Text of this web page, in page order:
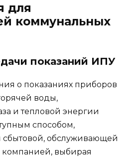
для
коммунальных
показаний ИПУ
о показаниях приборов
воды,
и тепловой энергии
способом,
обслуживающей
выбирая